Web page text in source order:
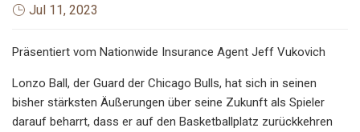
Jul 11, 2023
Präsentiert vom Nationwide Insurance Agent Jeff Vukovich
Lonzo Ball, der Guard der Chicago Bulls, hat sich in seinen
bisher stärksten Äußerungen über seine Zukunft als Spieler
darauf beharrt, dass er auf den Basketballplatz zurückkehren